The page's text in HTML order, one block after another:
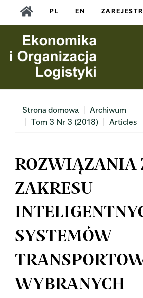
Main
Navigation
Content
Sidebar
PL EN
Strona domowa
Archiwum
Tom 3 Nr 3 (2018)
Articles
ROZWIĄZANIA
ZAKRESU
SYSTEMÓW
WYBRANYCH